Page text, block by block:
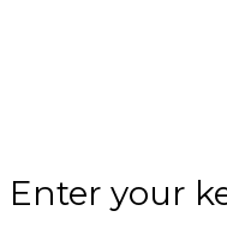
Enter your